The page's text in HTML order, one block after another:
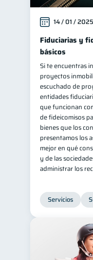
14 / 01 / 2025
Fiduciarias y
básicos
Si te encuentras
proyectos
escuchado de
entidades
que funcionan
de fideicomisos
bienes que los
presentamos los
mejor en qué
y de las
administrar los
Servicios